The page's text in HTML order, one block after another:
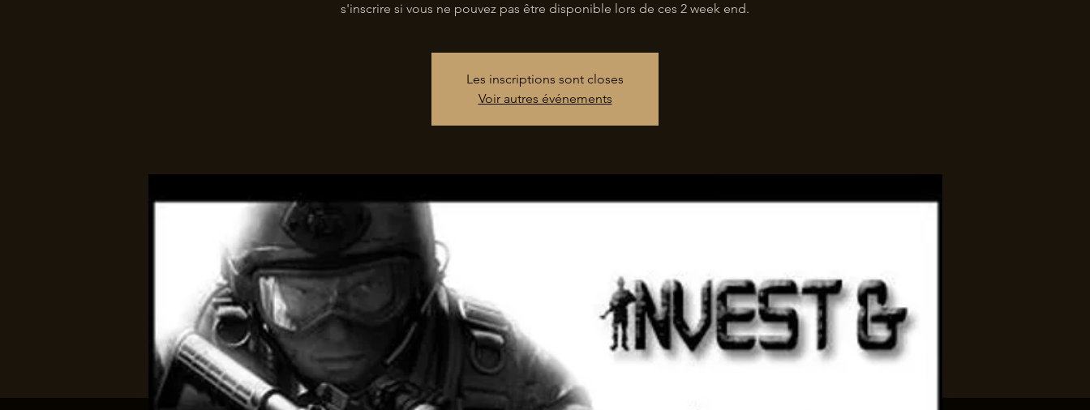
s'inscrire si vous ne pouvez pas être disponible lors de ces 2 week end.
Les inscriptions sont closes
Voir autres événements